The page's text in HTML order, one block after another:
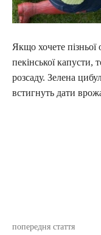
Якщо хочете пізньої
пекінської капусти,
розсаду. Зелена
встигнуть дати
попередня стаття